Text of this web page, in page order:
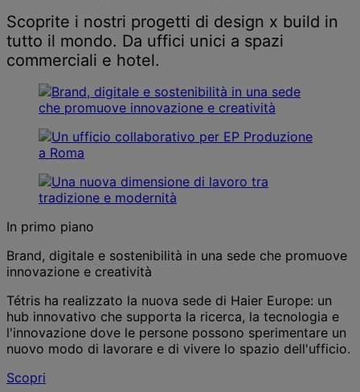
Scoprite i nostri progetti di design x build in
tutto il mondo. Da uffici unici a spazi
commerciali e hotel.
In primo piano
Brand, digitale e sostenibilità in una sede che promuove
innovazione e creatività
Tétris ha realizzato la nuova sede di Haier Europe: un
hub innovativo che supporta la ricerca, la tecnologia e
l'innovazione dove le persone possono sperimentare un
nuovo modo di lavorare e di vivere lo spazio dell'ufficio.
Scopri